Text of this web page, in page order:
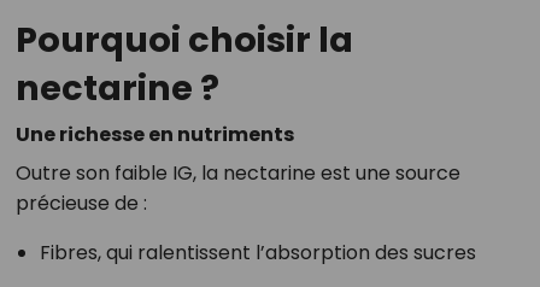
Pourquoi choisir la
nectarine ?
Une richesse en nutriments
Outre son faible IG, la nectarine est une source
précieuse de :
Fibres, qui ralentissent l’absorption des sucres